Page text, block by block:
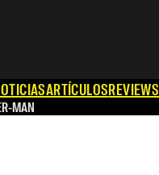
ARTÍCULOSREVIEWS
MAN